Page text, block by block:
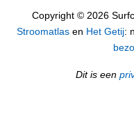
Copyright © 2026
Stroomatlasen Het Getij:
Dit is een